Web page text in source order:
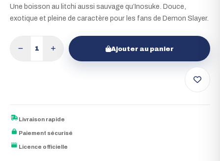
Une boisson au litchi aussi sauvage qu’Inosuke. Douce,
exotique et pleine de caractère pour les fans de Demon Slayer.
1 Ajouter au panier
Livraison rapide
Paiement sécurisé
Licence officielle